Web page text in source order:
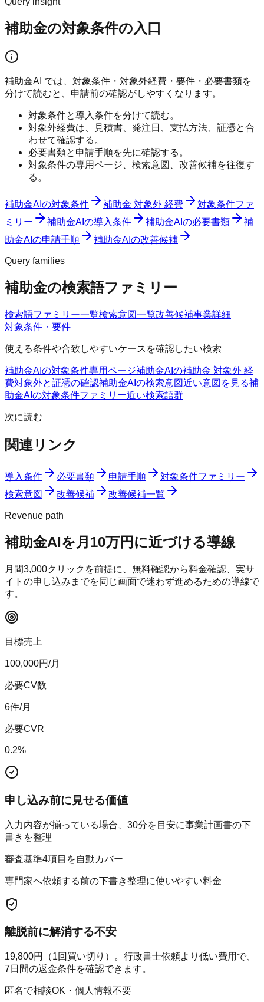
補助金の対象条件の入口
補助金AI では、対象条件・対象外経費・要件・必要書類を
分けて読むと、申請前の確認がしやすくなります。
対象条件と導入条件を分けて読む。
対象外経費は、見積書、発注日、支払方法、証憑と合
わせて確認する。
必要書類と申請手順を先に確認する。
対象条件の専用ページ、検索意図、改善候補を往復す
る。
補助金AIの対象条件 補助金 対象外 経費
対象条件ファ
ミリー
補助金AIの導入条件 補助金AIの必要書類
補
助金AIの申請手順
補助金AIの改善候補
Query families
補助金の検索語ファミリー
検索語ファミリー一覧検索意図一覧改善候補事業詳細
対象条件・要件
使える条件や合致しやすいケースを確認したい検索
補助金AIの対象条件専用ページ補助金AIの補助金 対象外 経
費対象外と証憑の確認補助金AIの検索意図近い意図を見る補
助金AIの対象条件ファミリー近い検索語群
次に読む
関連リンク
導入条件 必要書類 申請手順
対象条件ファミリー
検索意図
改善候補 改善候補一覧
Revenue path
補助金AIを月10万円に近づける導線
月間3,000クリックを前提に、無料確認から料金確認、実サ
イトの申し込みまでを同じ画面で迷わず進めるための導線で
す。
目標売上
100,000円/月
必要CV数
6件/月
必要CVR
0.2%
申し込み前に見せる価値
入力内容が揃っている場合、30分を目安に事業計画書の下
書きを整理
審査基準4項目を自動カバー
専門家へ依頼する前の下書き整理に使いやすい料金
離脱前に解消する不安
19,800円（1回買い切り）。行政書士依頼より低い費用で、
7日間の返金条件を確認できます。
匿名で相談OK・個人情報不要